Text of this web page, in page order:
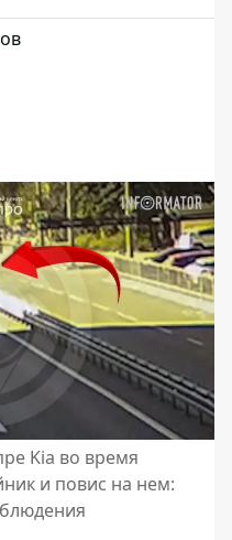
Kia во время
и повис на нем: